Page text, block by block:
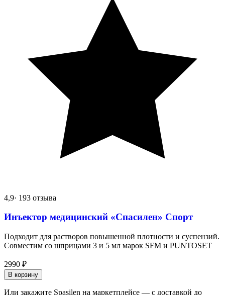
4,9· 193 отзыва
Инъектор медицинский «Спасилен» Спорт
Подходит для растворов повышенной плотности и суспензий.
Совместим со шприцами 3 и 5 мл марок SFM и PUNTOSET
2990 ₽
В корзину
Или закажите Spasilen на маркетплейсе — с доставкой до